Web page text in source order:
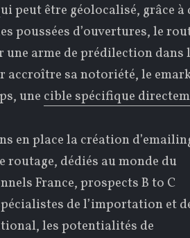
peut être géolocalisé, grâce à
poussées d’ouvertures, le
une arme de prédilection
accroître sa notoriété, le
une cible spécifique
en place la création
dédiés au monde du
France, prospects B to C
de l’importation et
les potentialités de